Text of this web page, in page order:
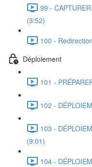
99 -
(3:52)
100 -
Déploiement
101 -
102 -
103 -
(9:01)
104 -